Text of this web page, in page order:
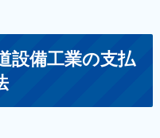
設備工業の支払